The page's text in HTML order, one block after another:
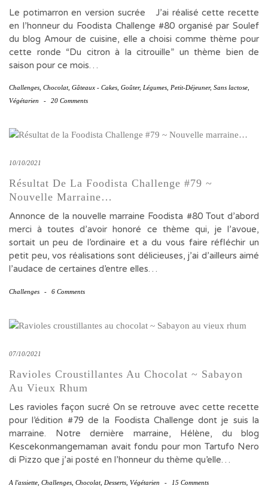
Le potimarron en version sucrée J’ai réalisé cette recette
en l’honneur du Foodista Challenge #80 organisé par Soulef
du blog Amour de cuisine, elle a choisi comme thème pour
cette ronde “Du citron à la citrouille” un thème bien de
saison pour ce mois…
Challenges Chocolat, Gâteaux - Cakes Goûter, Légumes Petit-Déjeuner, Sans lactose
Végétarien
- 20 Comments
10/10/2021
Résultat De La Foodista Challenge #79 ~
Nouvelle Marraine…
Annonce de la nouvelle marraine Foodista #80 Tout d’abord
merci à toutes d’avoir honoré ce thème qui, je l’avoue,
sortait un peu de l’ordinaire et a du vous faire réfléchir un
petit peu, vos réalisations sont délicieuses, j’ai d’ailleurs aimé
l’audace de certaines d’entre elles…
Challenges - 6 Comments
07/10/2021
Ravioles Croustillantes Au Chocolat ~ Sabayon
Au Vieux Rhum
Les ravioles façon sucré On se retrouve avec cette recette
pour l’édition #79 de la Foodista Challenge dont je suis la
marraine. Notre dernière marraine, Hélène, du blog
Kescekonmangemaman avait fondu pour mon Tartufo Nero
di Pizzo que j’ai posté en l’honneur du thème qu’elle…
A l'assiette Challenges Chocolat, Desserts Végétarien - 15 Comments